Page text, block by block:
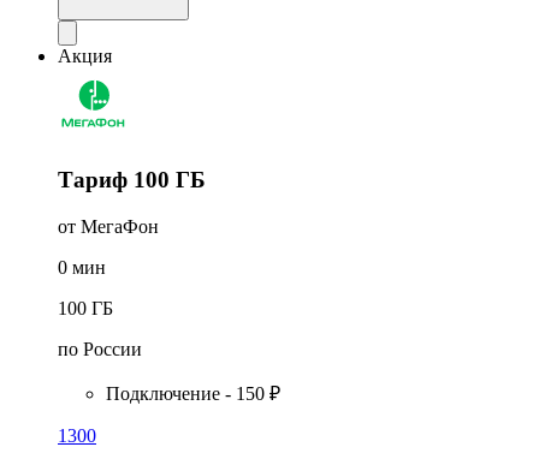
Акция
Тариф 100 ГБ
от МегаФон
0 мин
100 ГБ
по России
Подключение - 150 ₽
1300